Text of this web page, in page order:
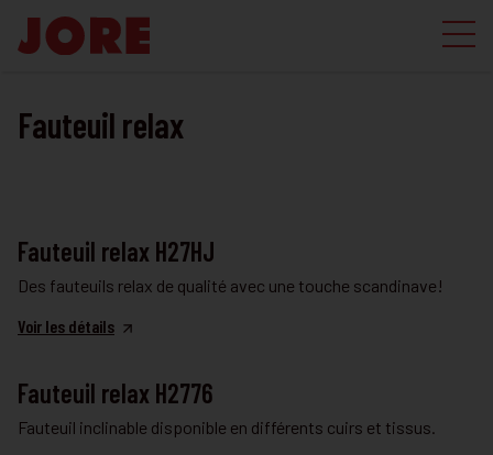
Fauteuil relax
Fauteuil relax H27HJ
Des fauteuils relax de qualité avec une touche scandinave!
Voir les détails
Fauteuil relax H2776
Fauteuil inclinable disponible en différents cuirs et tissus.